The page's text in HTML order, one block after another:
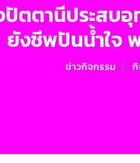
ปัตตานีประส
ยังชีพปันน้ำใจ
ข่าวกิจกรรม